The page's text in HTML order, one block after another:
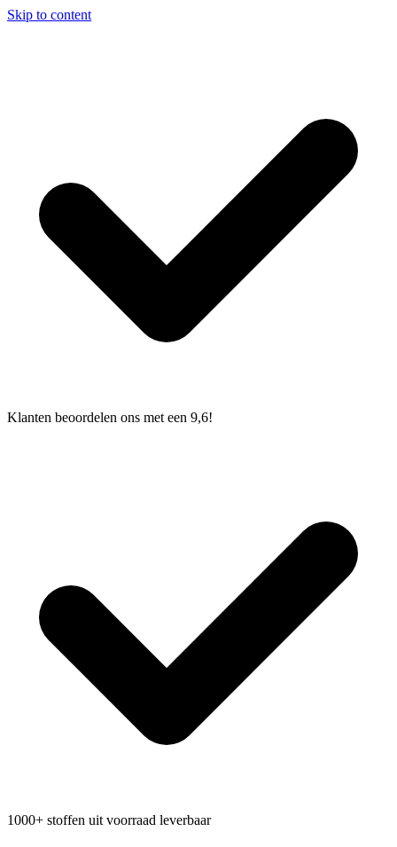
Skip to content
Klanten beoordelen ons met een 9,6!
1000+ stoffen uit voorraad leverbaar